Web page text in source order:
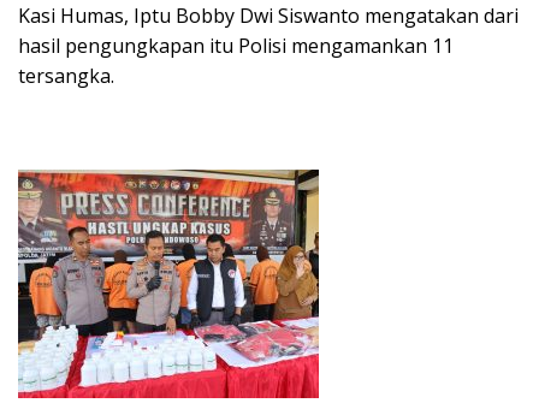
Kasi Humas, Iptu Bobby Dwi Siswanto mengatakan dari
hasil pengungkapan itu Polisi mengamankan 11
tersangka.